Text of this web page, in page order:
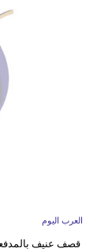
العرب اليوم
قصف عنيف